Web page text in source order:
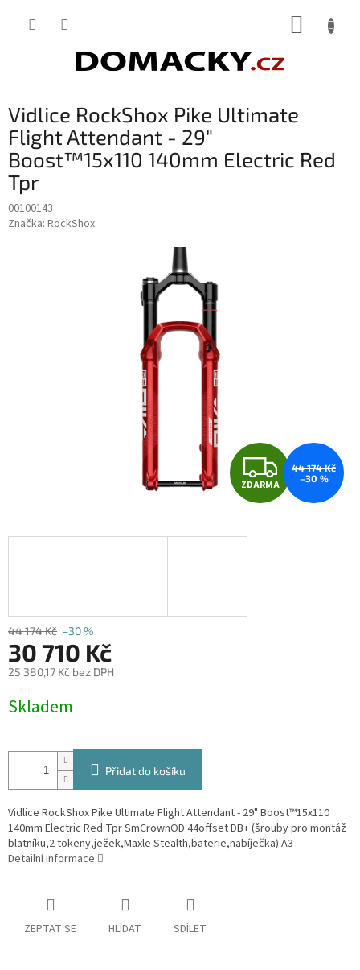
Vidlice RockShox Pike Ultimate
Flight Attendant - 29"
Boost™15x110 140mm Electric Red
Tpr
00100143
Značka: RockShox
Z
D
ZDARMA
44 174 Kč
–30 %
44 174 Kč –30 %
30 710 Kč
25 380,17 Kč bez DPH
cena:
Skladem
Přidat do košíku
Vidlice RockShox Pike Ultimate Flight Attendant - 29" Boost™15x110
140mm Electric Red Tpr SmCrownOD 44offset DB+ (šrouby pro montáž
blatníku,2 tokeny,ježek,Maxle Stealth,baterie,nabíječka) A3
Detailní informace
ZEPTAT SE HLÍDAT SDÍLET